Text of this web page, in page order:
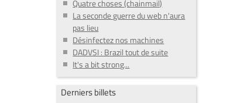
Quatre choses (chainmail)
La seconde guerre du web n'aura
pas lieu
Désinfectez nos machines
DADVSI : Brazil tout de suite
It's a bit strong...
Derniers billets